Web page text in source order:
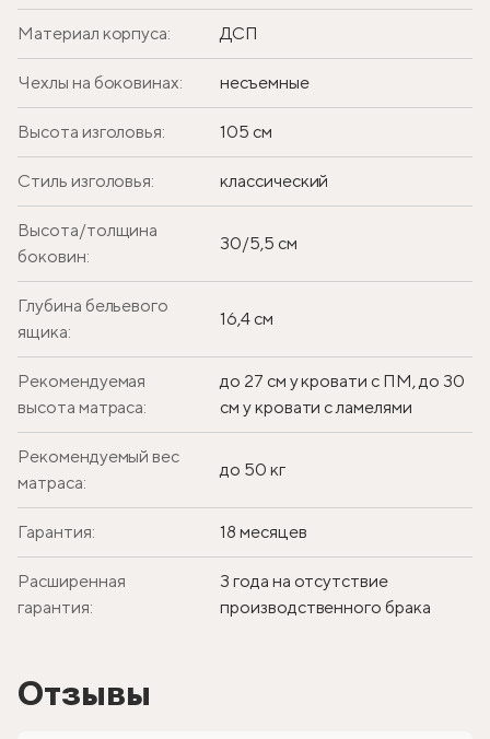
Материал корпуса: ДСП
Чехлы на боковинах: несъемные
Высота изголовья: 105 см
Стиль изголовья: классический
Высота/толщина
боковин:
30/5,5 см
Глубина бельевого
ящика:
16,4 см
Рекомендуемая
высота матраса:
до 27 см у кровати с ПМ, до 30
см у кровати с ламелями
Рекомендуемый вес
матраса:
до 50 кг
Гарантия: 18 месяцев
Расширенная
гарантия:
3 года на отсутствие
производственного брака
Отзывы